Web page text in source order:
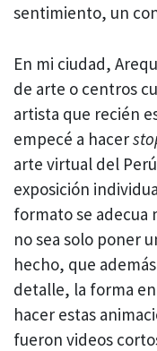
sentimiento, un
En mi ciudad,
de arte o centros
artista que recién
empecé a hacer
arte virtual del
exposición
formato se adecua
no sea solo poner
hecho, que
detalle, la forma
hacer estas
fueron videos